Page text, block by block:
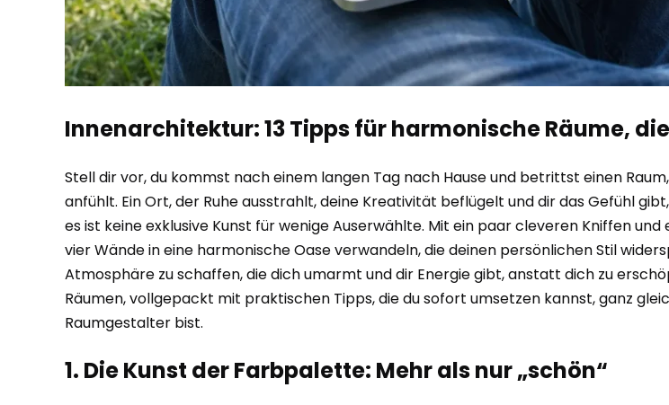
Innenarchitektur: 13 Tipps für harmonische Räume,
Stell dir vor, du kommst nach einem langen Tag nach Hause und betrittst einen
anfühlt. Ein Ort, der Ruhe ausstrahlt, deine Kreativität beflügelt und dir das Gefühl
es ist keine exklusive Kunst für wenige Auserwählte. Mit ein paar cleveren Kniffen
vier Wände in eine harmonische Oase verwandeln, die deinen persönlichen Stil
Atmosphäre zu schaffen, die dich umarmt und dir Energie gibt, anstatt dich zu
Räumen, vollgepackt mit praktischen Tipps, die du sofort umsetzen kannst, ganz
Raumgestalter bist.
1. Die Kunst der Farbpalette: Mehr als nur „schön“